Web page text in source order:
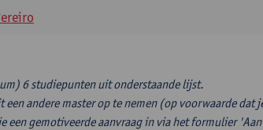
6 studiepunten uit onderstaande lijst.
een andere master op te nemen (op voorwaarde dat
een gemotiveerde aanvraag in via het formulier